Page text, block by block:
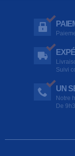
Suivi
UN
Notre
De